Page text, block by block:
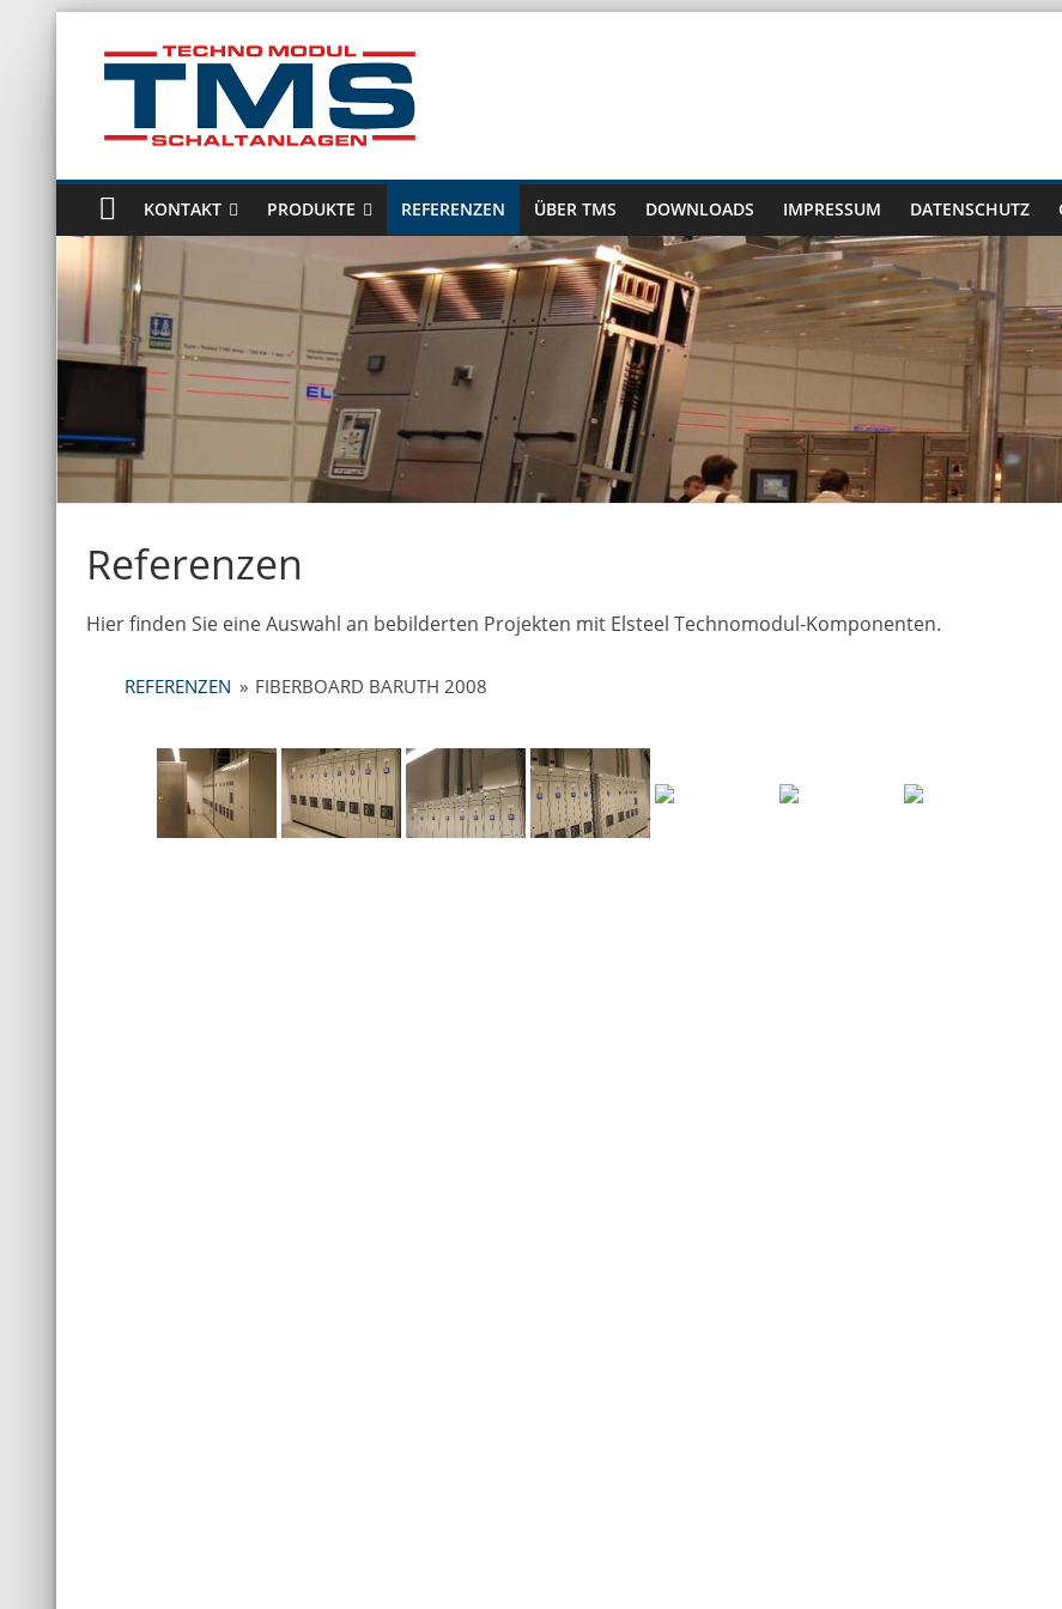
Inhalt
springen
Technomodul
GmbH
KONTAKT PRODUKTE REFERENZEN ÜBER TMS DOWNLOADS IMPRESSUM DATENSCHUTZ
Referenzen
Hier finden Sie eine Auswahl an bebilderten Projekten mit Elsteel Technomodul-Komponenten.
REFERENZEN » FIBERBOARD BARUTH 2008